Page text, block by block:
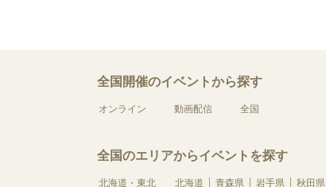
全国開催のイベントから探す
オンライン 動画配信 全国
全国のエリアからイベントを探す
北海道・東北 北海道 青森県 岩手県 秋田県